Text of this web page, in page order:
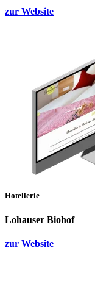
zur Website
Hotellerie
Lohauser Biohof
zur Website